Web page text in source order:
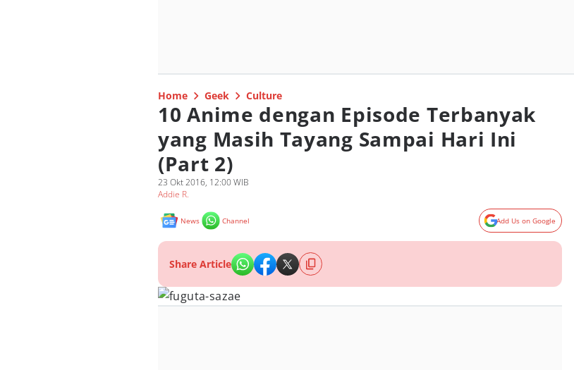
Home Geek Culture
10 Anime dengan Episode Terbanyak
yang Masih Tayang Sampai Hari Ini
(Part 2)
23 Okt 2016, 12:00 WIB
Addie R.
News Channel Add Us on Google
Share Article